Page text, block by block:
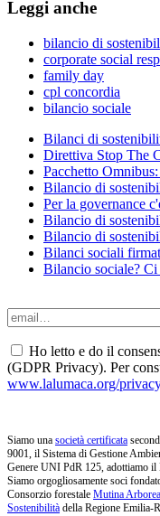
Leggi anche
bilancio di
corporate social
family day
cpl concordia
bilancio sociale
Bilanci di
Direttiva Stop The
Pacchetto
Bilancio di
Per la governance
Bilancio di
Bilancio di
Bilanci sociali
Bilancio sociale? Ci
Ho letto e do il
(GDPR Privacy). Per
www.lalumaca.org/
Siamo una società certificata
9001, il Sistema di Gestione
Genere UNI PdR 125, adottiamo
Siamo orgogliosamente soci
Consorzio forestale Mutina Arborea
Sostenibilità della Regione Emilia-